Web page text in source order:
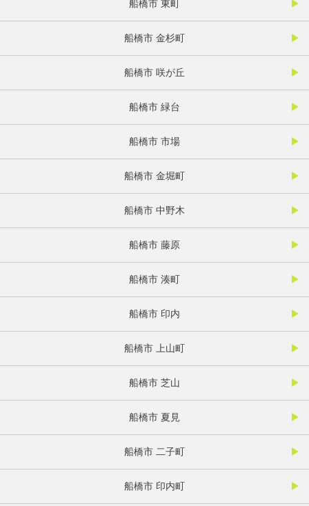
船橋市 東町
船橋市 金杉町
船橋市 咲が丘
船橋市 緑台
船橋市 市場
船橋市 金堀町
船橋市 中野木
船橋市 藤原
船橋市 湊町
船橋市 印内
船橋市 上山町
船橋市 芝山
船橋市 夏見
船橋市 二子町
船橋市 印内町